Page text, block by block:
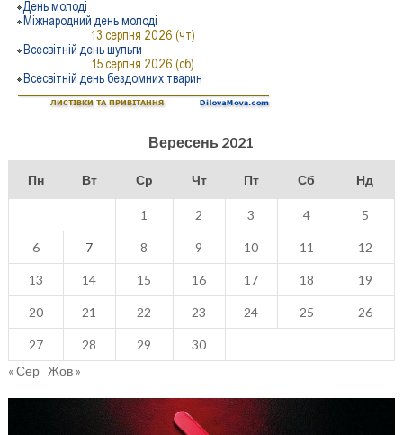
Вересень 2021
Пн Вт Ср Чт Пт Сб Нд
1 2 3 4 5
6 7 8 9 10 11 12
13 14 15 16 17 18 19
20 21 22 23 24 25 26
27 28 29
30
« Сер Жов »